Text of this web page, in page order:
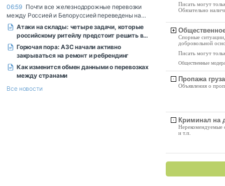
Писать могут
Обязательно
Спорные
добровольной
Писать могут
Общественные
Пропажа груза
Объявления о
Криминал на
Нерекомендуемые
и т.п.